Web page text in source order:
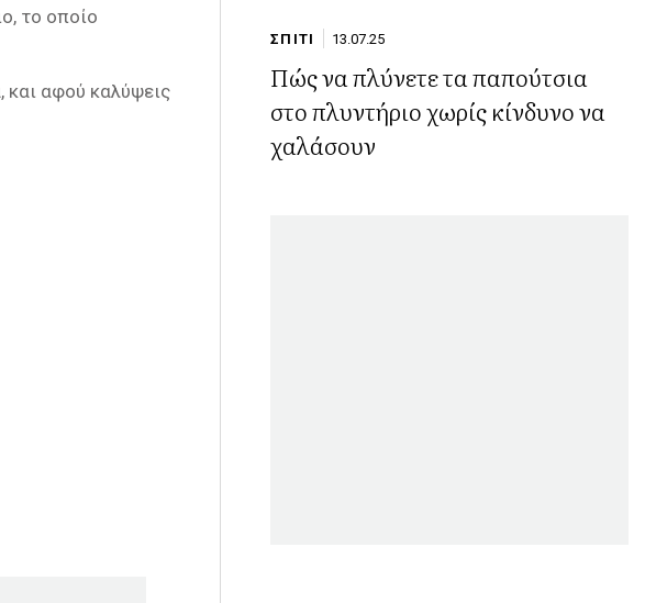
το οποίο
και αφού καλύψεις
ΣΠΙΤΙ 13.07.25
Πώς να πλύνετε τα παπούτσια
στο πλυντήριο χωρίς κίνδυνο να
χαλάσουν